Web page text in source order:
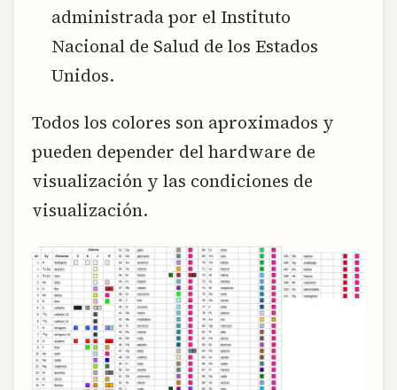
administrada por el Instituto
Nacional de Salud de los Estados
Unidos.
Todos los colores son aproximados y
pueden depender del hardware de
visualización y las condiciones de
visualización.